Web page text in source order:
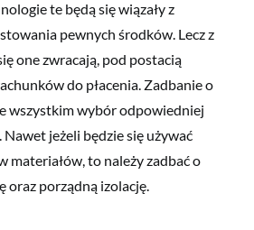
te będą się wiązały z
pewnych środków. Lecz z
one zwracają, pod postacią
do płacenia. Zadbanie o
wszystkim wybór odpowiedniej
jeżeli będzie się używać
materiałów, to należy zadbać o
oraz porządną izolację.